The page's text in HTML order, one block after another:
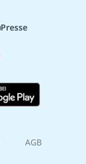
Presse
AGB